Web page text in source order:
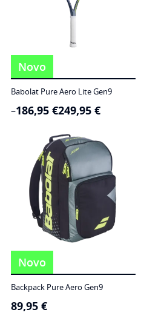
Novo
Babolat Pure Aero Lite Gen9
186,95 €
– 249,95 €
Price
range:
249,95 €
Novo
Backpack Pure Aero Gen9
89,95 €